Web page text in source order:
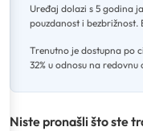
Uređaj dolazi s 5 godina
pouzdanost i bezbrižnost.
Trenutno je dostupna po
32% u odnosu na redovnu
Niste pronašli što ste